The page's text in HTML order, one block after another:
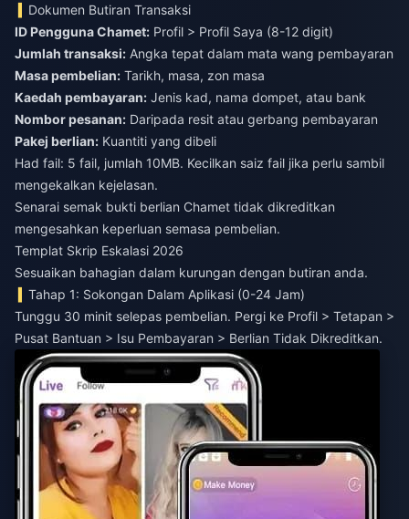
Dokumen Butiran Transaksi
ID Pengguna Chamet: Profil > Profil Saya (8-12 digit)
Jumlah transaksi: Angka tepat dalam mata wang pembayaran
Masa pembelian: Tarikh, masa, zon masa
Kaedah pembayaran: Jenis kad, nama dompet, atau bank
Nombor pesanan: Daripada resit atau gerbang pembayaran
Pakej berlian: Kuantiti yang dibeli
Had fail: 5 fail, jumlah 10MB. Kecilkan saiz fail jika perlu sambil
mengekalkan kejelasan.
Senarai semak bukti berlian Chamet tidak dikreditkan
mengesahkan keperluan semasa pembelian.
Templat Skrip Eskalasi 2026
Sesuaikan bahagian dalam kurungan dengan butiran anda.
Tahap 1: Sokongan Dalam Aplikasi (0-24 Jam)
Tunggu 30 minit selepas pembelian. Pergi ke Profil > Tetapan >
Pusat Bantuan > Isu Pembayaran > Berlian Tidak Dikreditkan.